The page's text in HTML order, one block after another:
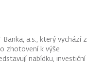
a.s., který vychází z
zhotovení k výše
nabídku, investiční